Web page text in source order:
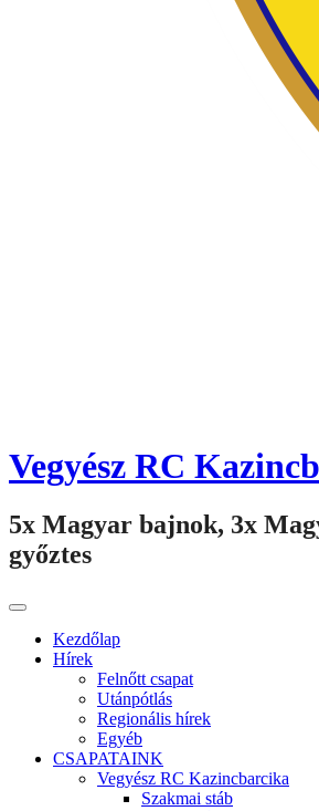
Vegyész RC
5x Magyar bajnok, 3x
győztes
Kezdőlap
Hírek
Felnőtt csapat
Utánpótlás
Regionális hírek
Egyéb
CSAPATAINK
Vegyész RC Kazincbarcika
Szakmai stáb